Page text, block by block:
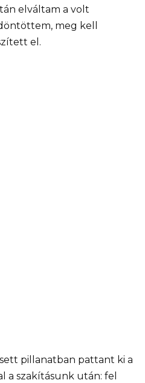
elváltam a volt
meg kell
el.
pillanatban pattant ki a
a szakításunk után: fel